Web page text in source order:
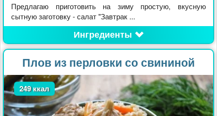
Предлагаю приготовить на зиму простую, вкусную
сытную заготовку - салат "Завтрак ...
Ингредиенты
Плов из перловки со свининой
249 ккал